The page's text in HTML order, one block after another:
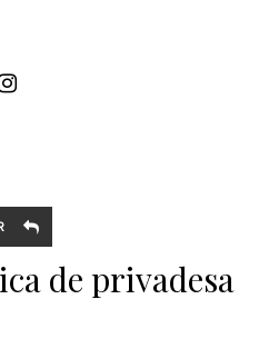
de privadesa